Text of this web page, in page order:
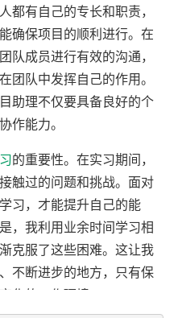
都有自己的专长和职责，
确保项目的顺利进行。在
队成员进行有效的沟通，
团队中发挥自己的作用。
助理不仅要具备良好的个
作能力。
的重要性。在实习期间，
触过的问题和挑战。面对
习，才能提升自己的能
，我利用业余时间学习相
克服了这些困难。这让我
不断进步的地方，只有保
化的工作环境。